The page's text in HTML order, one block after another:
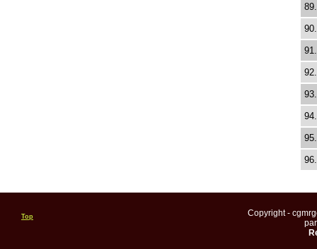
89.
90.
91.
92.
93.
94.
95.
96.
Top
Copyright -